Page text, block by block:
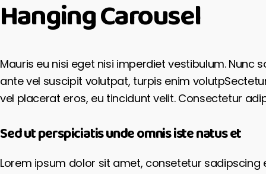
Hanging Carousel
Mauris eu nisi eget nisi imperdiet vestibulum. Nunc
ante vel suscipit volutpat, turpis enim
vel placerat eros, eu tincidunt velit. Consectetur
Sed ut perspiciatis unde omnis iste natus et
Lorem ipsum dolor sit amet, consetetur